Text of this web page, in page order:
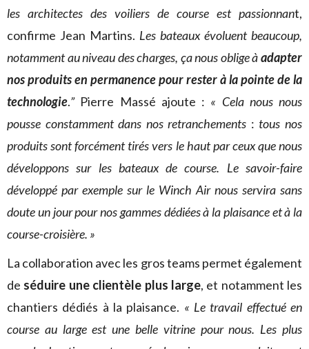
les architectes des voiliers de course est passionnant,
confirme Jean Martins. Les bateaux évoluent beaucoup,
notamment au niveau des charges, ça nous oblige àadapter
nos produits en permanence pour rester à la pointe de la
technologie.”Pierre Massé ajoute : « Cela nous nous
pousse constamment dans nos retranchements : tous nos
produits sont forcément tirés vers le haut par ceux que nous
développons sur les bateaux de course. Le savoir-faire
développé par exemple sur le Winch Air nous servira sans
doute un jour pour nos gammes dédiées à la plaisance et à la
course-croisière. »
La collaboration avec les gros teams permet également
de séduire une clientèle plus large, et notamment les
chantiers dédiés à la plaisance. « Le travail effectué en
course au large est une belle vitrine pour nous. Les plus